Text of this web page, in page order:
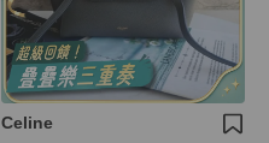
Celine